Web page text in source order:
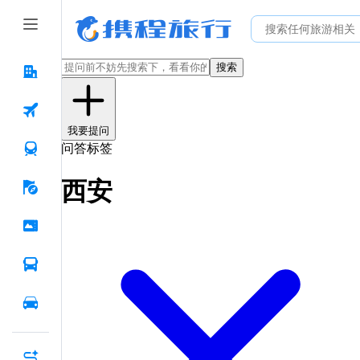
搜索
我要提问
问答标签
西安